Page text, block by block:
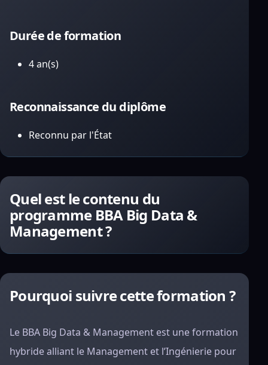
Durée de formation
4 an(s)
Reconnaissance du diplôme
Reconnu par l'État
Quel est le contenu du
programme BBA Big Data &
Management ?
Pourquoi suivre cette formation ?
Le BBA Big Data & Management est une formation
hybride alliant le Management et l’Ingénierie pour